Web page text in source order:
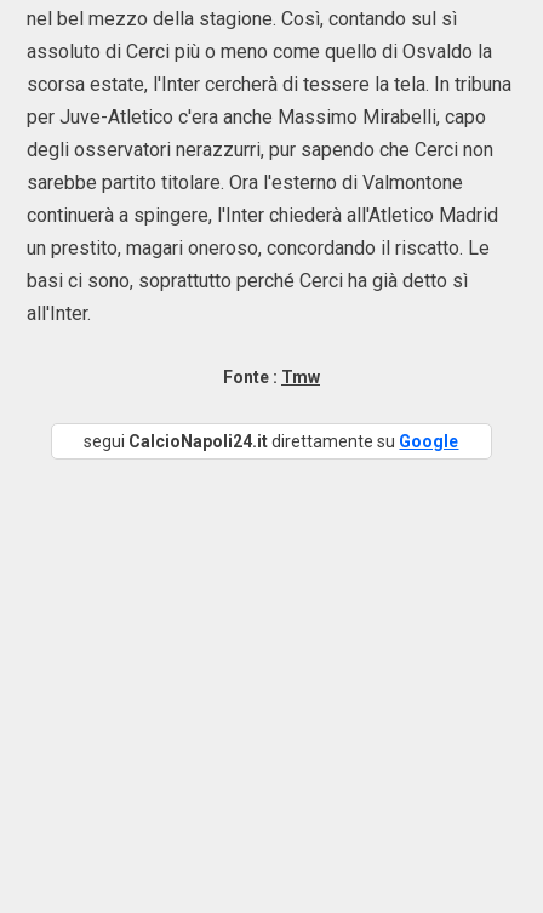
nel bel mezzo della stagione. Così, contando sul sì
assoluto di Cerci più o meno come quello di Osvaldo la
scorsa estate, l'Inter cercherà di tessere la tela. In tribuna
per Juve-Atletico c'era anche Massimo Mirabelli, capo
degli osservatori nerazzurri, pur sapendo che Cerci non
sarebbe partito titolare. Ora l'esterno di Valmontone
continuerà a spingere, l'Inter chiederà all'Atletico Madrid
un prestito, magari oneroso, concordando il riscatto. Le
basi ci sono, soprattutto perché Cerci ha già detto sì
all'Inter.
Fonte : Tmw
segui CalcioNapoli24.itdirettamente su Google